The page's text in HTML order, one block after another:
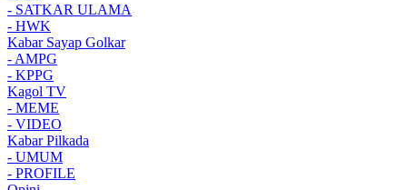
- SATKAR ULAMA
- HWK
Kabar Sayap Golkar
- AMPG
- KPPG
Kagol TV
- MEME
- VIDEO
Kabar Pilkada
- UMUM
- PROFILE